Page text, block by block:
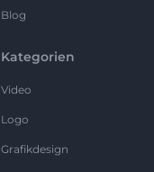
Blog
Kategorien
Video
Logo
Grafikdesign